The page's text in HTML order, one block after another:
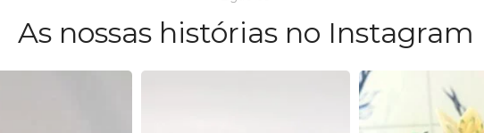
As nossas histórias no Instagram